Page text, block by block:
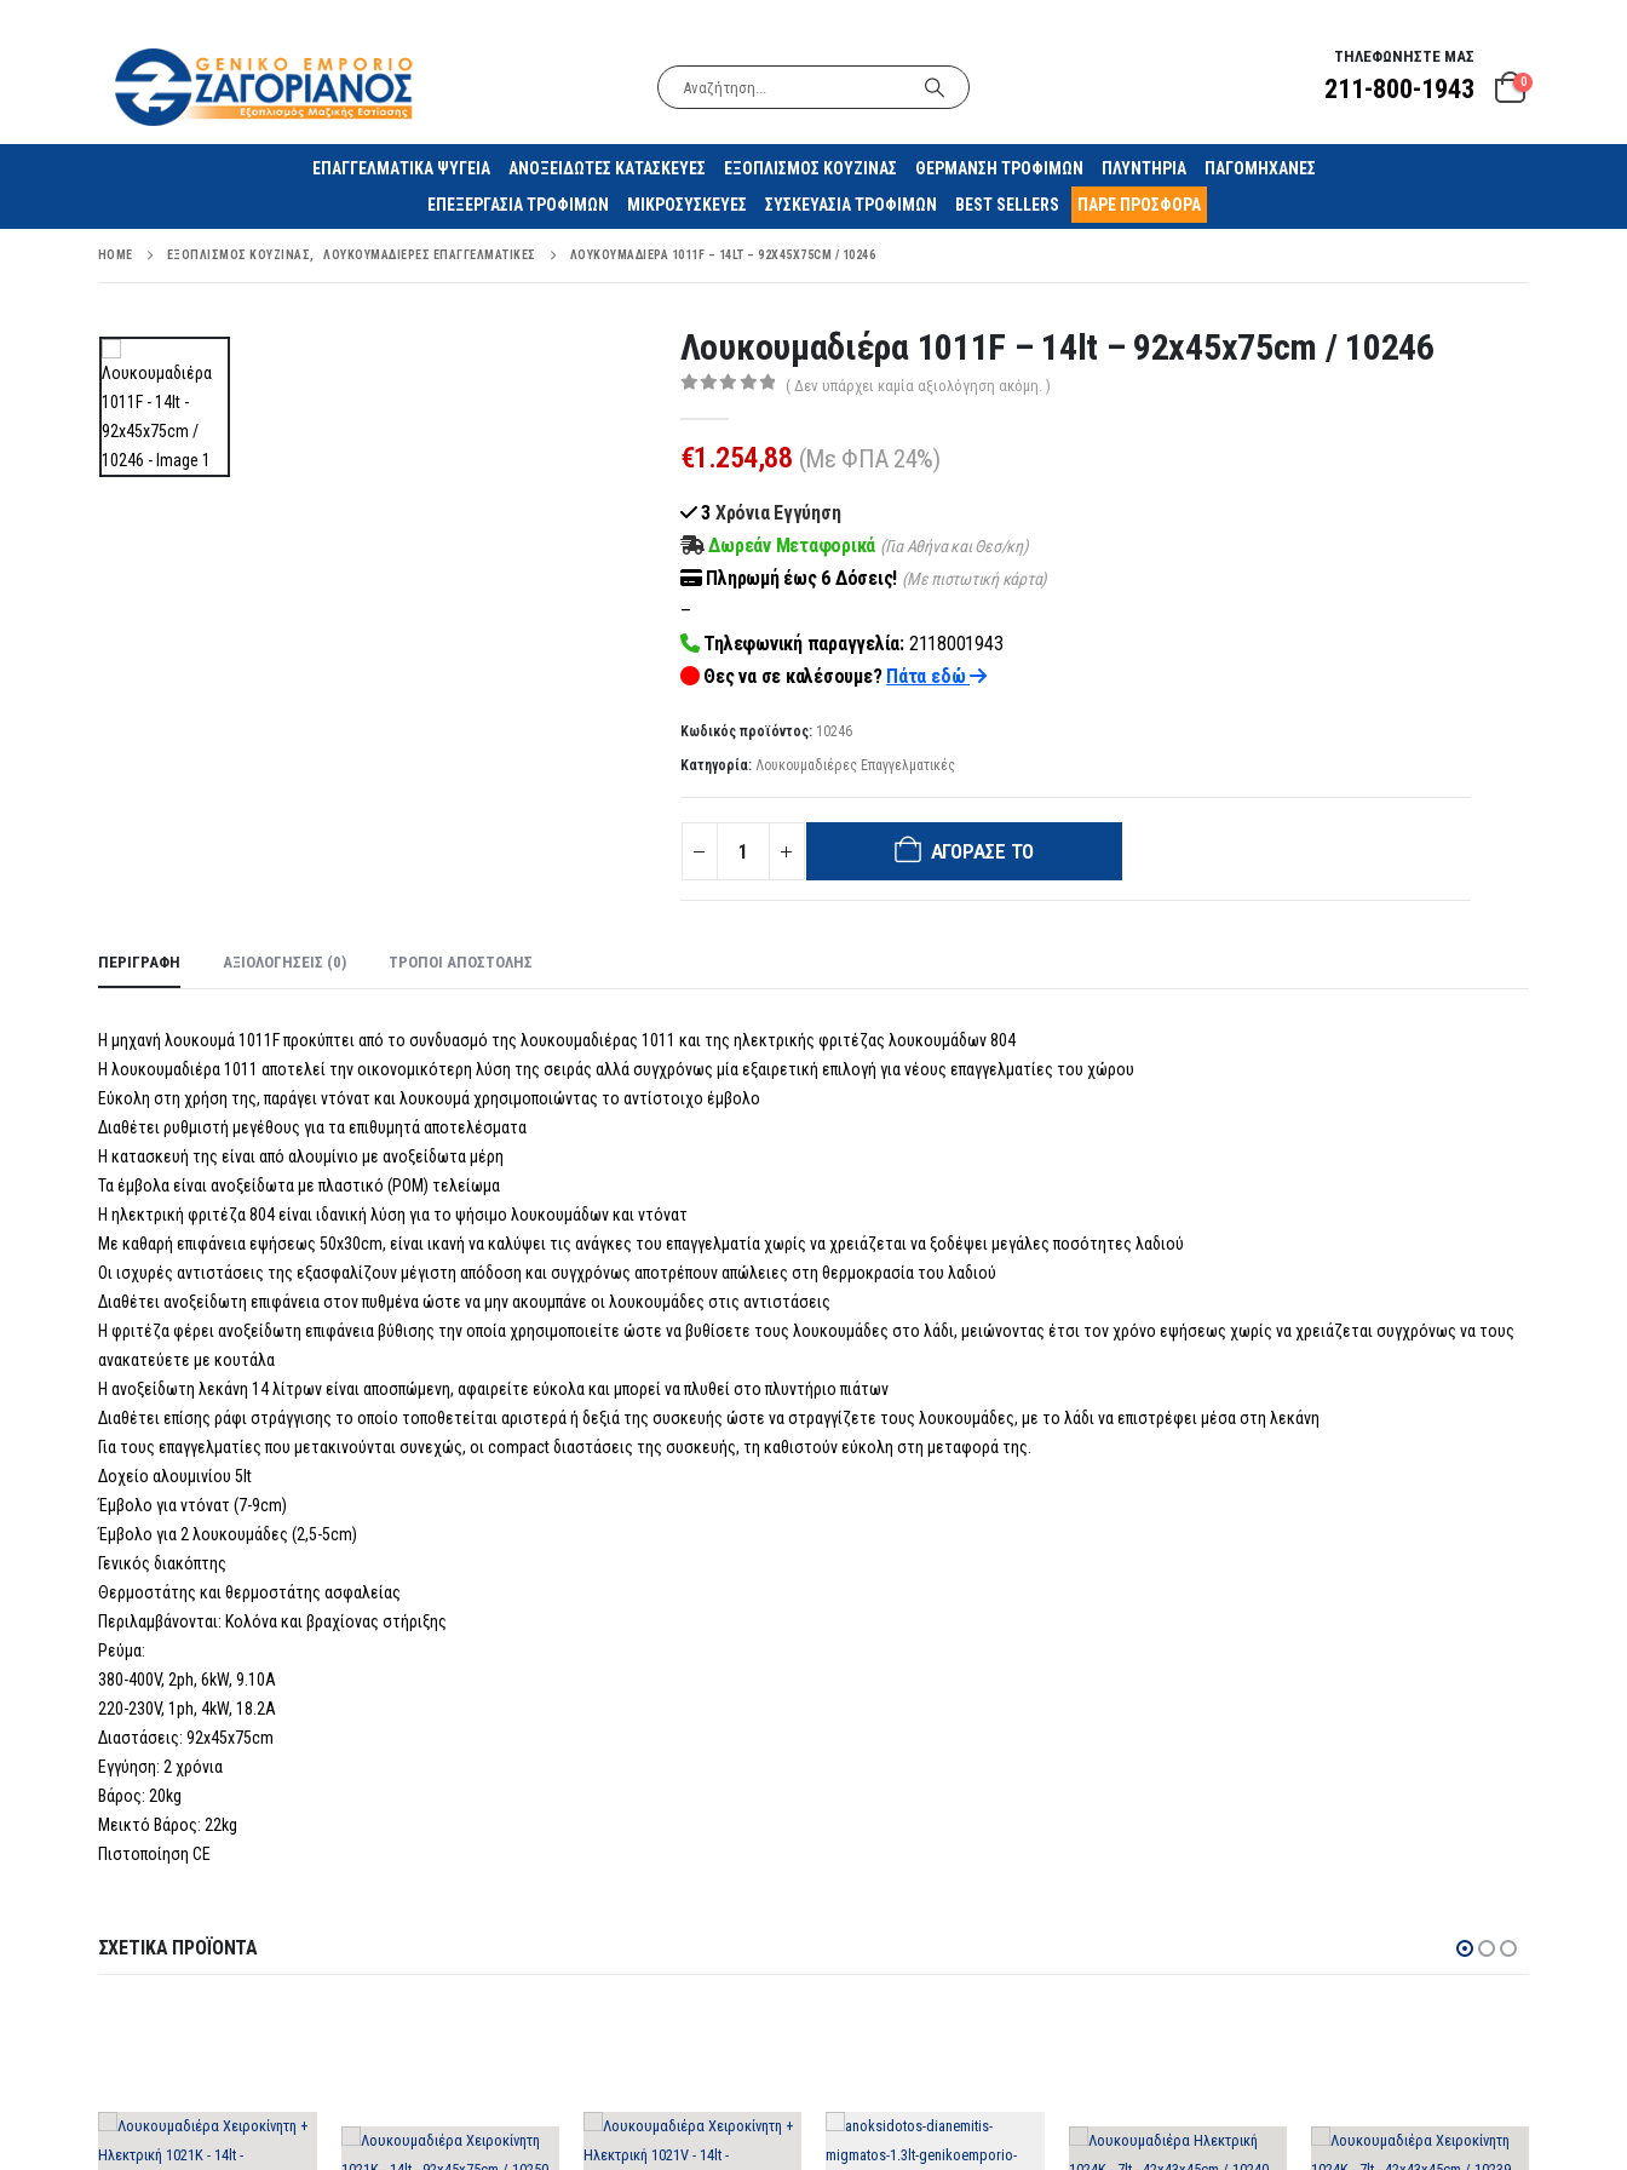
ΤΗΛΕΦΩΝΗΣΤΕ ΜΑΣ
211-800-1943 0
ΕΠΑΓΓΕΛΜΑΤΙΚΑ ΨΥΓΕΙΑ ΑΝΟΞΕΙΔΩΤΕΣ ΚΑΤΑΣΚΕΥΕΣ ΕΞΟΠΛΙΣΜΟΣ ΚΟΥΖΙΝΑΣ ΘΕΡΜΑΝΣΗ ΤΡΟΦΙΜΩΝ ΠΛΥΝΤΗΡΙΑ
ΠΑΓΟΜΗΧΑΝΕΣ
ΕΠΕΞΕΡΓΑΣΙΑ ΤΡΟΦΙΜΩΝ
ΜΙΚΡΟΣΥΣΚΕΥΕΣ ΣΥΣΚΕΥΑΣΙΑ ΤΡΟΦΙΜΩΝ BEST SELLERS ΠΑΡΕ ΠΡΟΣΦΟΡΑ
HOME ΕΞΟΠΛΙΣΜΌΣ ΚΟΥΖΊΝΑΣ ΛΟΥΚΟΥΜΑΔΙΈΡΕΣ ΕΠΑΓΓΕΛΜΑΤΙΚΈΣ ΛΟΥΚΟΥΜΑΔΙΈΡΑ 1011F – 14LT – 92X45X75CM / 10246
Λουκουμαδιέρα 1011F – 14lt – 92x45x75cm / 10246
( Δεν υπάρχει καμία αξιολόγηση ακόμη. )
€1.254,88 (Με ΦΠΑ 24%)
3 Χρόνια Εγγύηση
Δωρεάν Μεταφορικά (Για Αθήνα και Θεσ/κη)
Πληρωμή έως 6 Δόσεις! (Με πιστωτική κάρτα)
–
Τηλεφωνική παραγγελία:2118001943
Θες να σε καλέσουμε? Πάτα εδώ
Κωδικός προϊόντος: 10246
Κατηγορία: Λουκουμαδιέρες Επαγγελματικές
ΑΓΌΡΑΣΈ ΤΟ
ΠΕΡΙΓΡΑΦΉ ΑΞΙΟΛΟΓΉΣΕΙΣ (0) ΤΡΌΠΟΙ ΑΠΟΣΤΟΛΉΣ
Η μηχανή λουκουμά 1011F προκύπτει από το συνδυασμό της λουκουμαδιέρας 1011 και της ηλεκτρικής φριτέζας λουκουμάδων 804
Η λουκουμαδιέρα 1011 αποτελεί την οικονομικότερη λύση της σειράς αλλά συγχρόνως μία εξαιρετική επιλογή για νέους επαγγελματίες του χώρου
Εύκολη στη χρήση της, παράγει ντόνατ και λουκουμά χρησιμοποιώντας το αντίστοιχο έμβολο
Διαθέτει ρυθμιστή μεγέθους για τα επιθυμητά αποτελέσματα
Η κατασκευή της είναι από αλουμίνιο με ανοξείδωτα μέρη
Τα έμβολα είναι ανοξείδωτα με πλαστικό (POM) τελείωμα
Η ηλεκτρική φριτέζα 804 είναι ιδανική λύση για το ψήσιμο λουκουμάδων και ντόνατ
Με καθαρή επιφάνεια εψήσεως 50x30cm, είναι ικανή να καλύψει τις ανάγκες του επαγγελματία χωρίς να χρειάζεται να ξοδέψει μεγάλες ποσότητες λαδιού
Οι ισχυρές αντιστάσεις της εξασφαλίζουν μέγιστη απόδοση και συγχρόνως αποτρέπουν απώλειες στη θερμοκρασία του λαδιού
Διαθέτει ανοξείδωτη επιφάνεια στον πυθμένα ώστε να μην ακουμπάνε οι λουκουμάδες στις αντιστάσεις
Η φριτέζα φέρει ανοξείδωτη επιφάνεια βύθισης την οποία χρησιμοποιείτε ώστε να βυθίσετε τους λουκουμάδες στο λάδι, μειώνοντας έτσι τον χρόνο εψήσεως χωρίς να χρειάζεται συγχρόνως να τους
ανακατεύετε με κουτάλα
Η ανοξείδωτη λεκάνη 14 λίτρων είναι αποσπώμενη, αφαιρείτε εύκολα και μπορεί να πλυθεί στο πλυντήριο πιάτων
Διαθέτει επίσης ράφι στράγγισης το οποίο τοποθετείται αριστερά ή δεξιά της συσκευής ώστε να στραγγίζετε τους λουκουμάδες, με το λάδι να επιστρέφει μέσα στη λεκάνη
Για τους επαγγελματίες που μετακινούνται συνεχώς, οι compact διαστάσεις της συσκευής, τη καθιστούν εύκολη στη μεταφορά της.
Δοχείο αλουμινίου 5lt
Έμβολο για ντόνατ (7-9cm)
Έμβολο για 2 λουκουμάδες (2,5-5cm)
Γενικός διακόπτης
Θερμοστάτης και θερμοστάτης ασφαλείας
Περιλαμβάνονται: Κολόνα και βραχίονας στήριξης
Ρεύμα:
380-400V, 2ph, 6kW, 9.10A
220-230V, 1ph, 4kW, 18.2A
Διαστάσεις: 92x45x75cm
Εγγύηση: 2 χρόνια
Βάρος: 20kg
Μεικτό Βάρος: 22kg
Πιστοποίηση CE
ΣΧΕΤΙΚΆ ΠΡΟΪΌΝΤΑ